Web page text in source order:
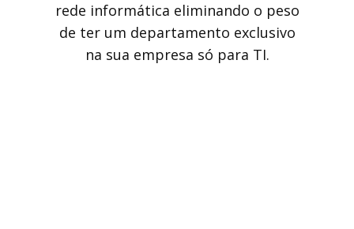
rede informática eliminando o peso
de ter um departamento exclusivo
na sua empresa só para TI.